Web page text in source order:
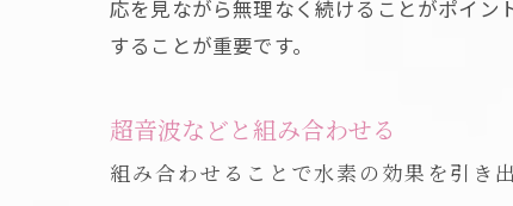
応を見ながら無理なく続けることがポイン
することが重要です。
超音波などと組み合わせる
組み合わせることで水素の効果を引き